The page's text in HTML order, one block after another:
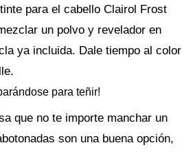
para el cabello Clairol Frost
un polvo y revelador en
ya incluida. Dale tiempo al color
para teñir!
que no te importe manchar un
son una buena opción,